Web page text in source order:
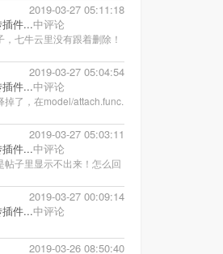
2019-03-27 05:11:18
件...中评论
七牛云里没有跟着删除！
2019-03-27 05:04:54
件...中评论
了，在model/attach.func.
2019-03-27 05:03:11
件...中评论
子里显示不出来！怎么回
2019-03-27 00:09:14
件...中评论
2019-03-26 08:50:40